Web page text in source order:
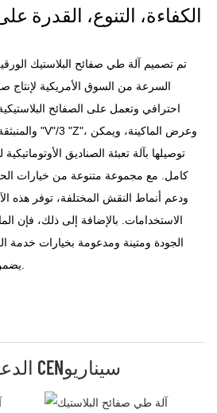
الكفاءة، التنوع، القدرة
تم تصميم آلة طي صفائح البلاستيك الورقية
السرعة من السوق الأمريكية لإنتاج
احترافي وتعمل على الصفائح
توصيلها بآلة تعبئة الصناديق
كامل. مع مجموعة متنوعة من خيارات
ودعم أنماط النقش المختلفة، توفر هذه
الاستخدامات. بالإضافة إلى ذلك، فإن
الجودة ومتينة ومدعومة بخيارات خدمة
PLICالدعاء CENسيناريو